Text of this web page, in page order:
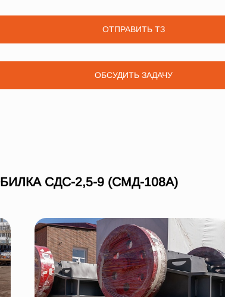
ОТПРАВИТЬ ТЗ
ОБСУДИТЬ ЗАДАЧУ
СДС-2,5-9 (СМД-108А)